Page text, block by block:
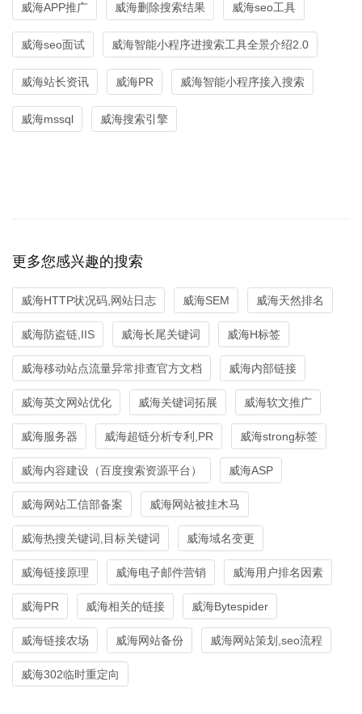
威海APP推广 威海删除搜索结果 威海seo工具
威海seo面试 威海智能小程序进搜索工具全景介绍2.0
威海站长资讯 威海PR 威海智能小程序接入搜索
威海mssql 威海搜索引擎
更多您感兴趣的搜索
威海HTTP状况码,网站日志 威海SEM 威海天然排名
威海防盗链,IIS 威海长尾关键词 威海H标签
威海移动站点流量异常排查官方文档 威海内部链接
威海英文网站优化 威海关键词拓展 威海软文推广
威海服务器 威海超链分析专利,PR 威海strong标签
威海内容建设（百度搜索资源平台） 威海ASP
威海网站工信部备案 威海网站被挂木马
威海热搜关键词,目标关键词 威海域名变更
威海链接原理 威海电子邮件营销 威海用户排名因素
威海PR 威海相关的链接 威海Bytespider
威海链接农场 威海网站备份 威海网站策划,seo流程
威海302临时重定向